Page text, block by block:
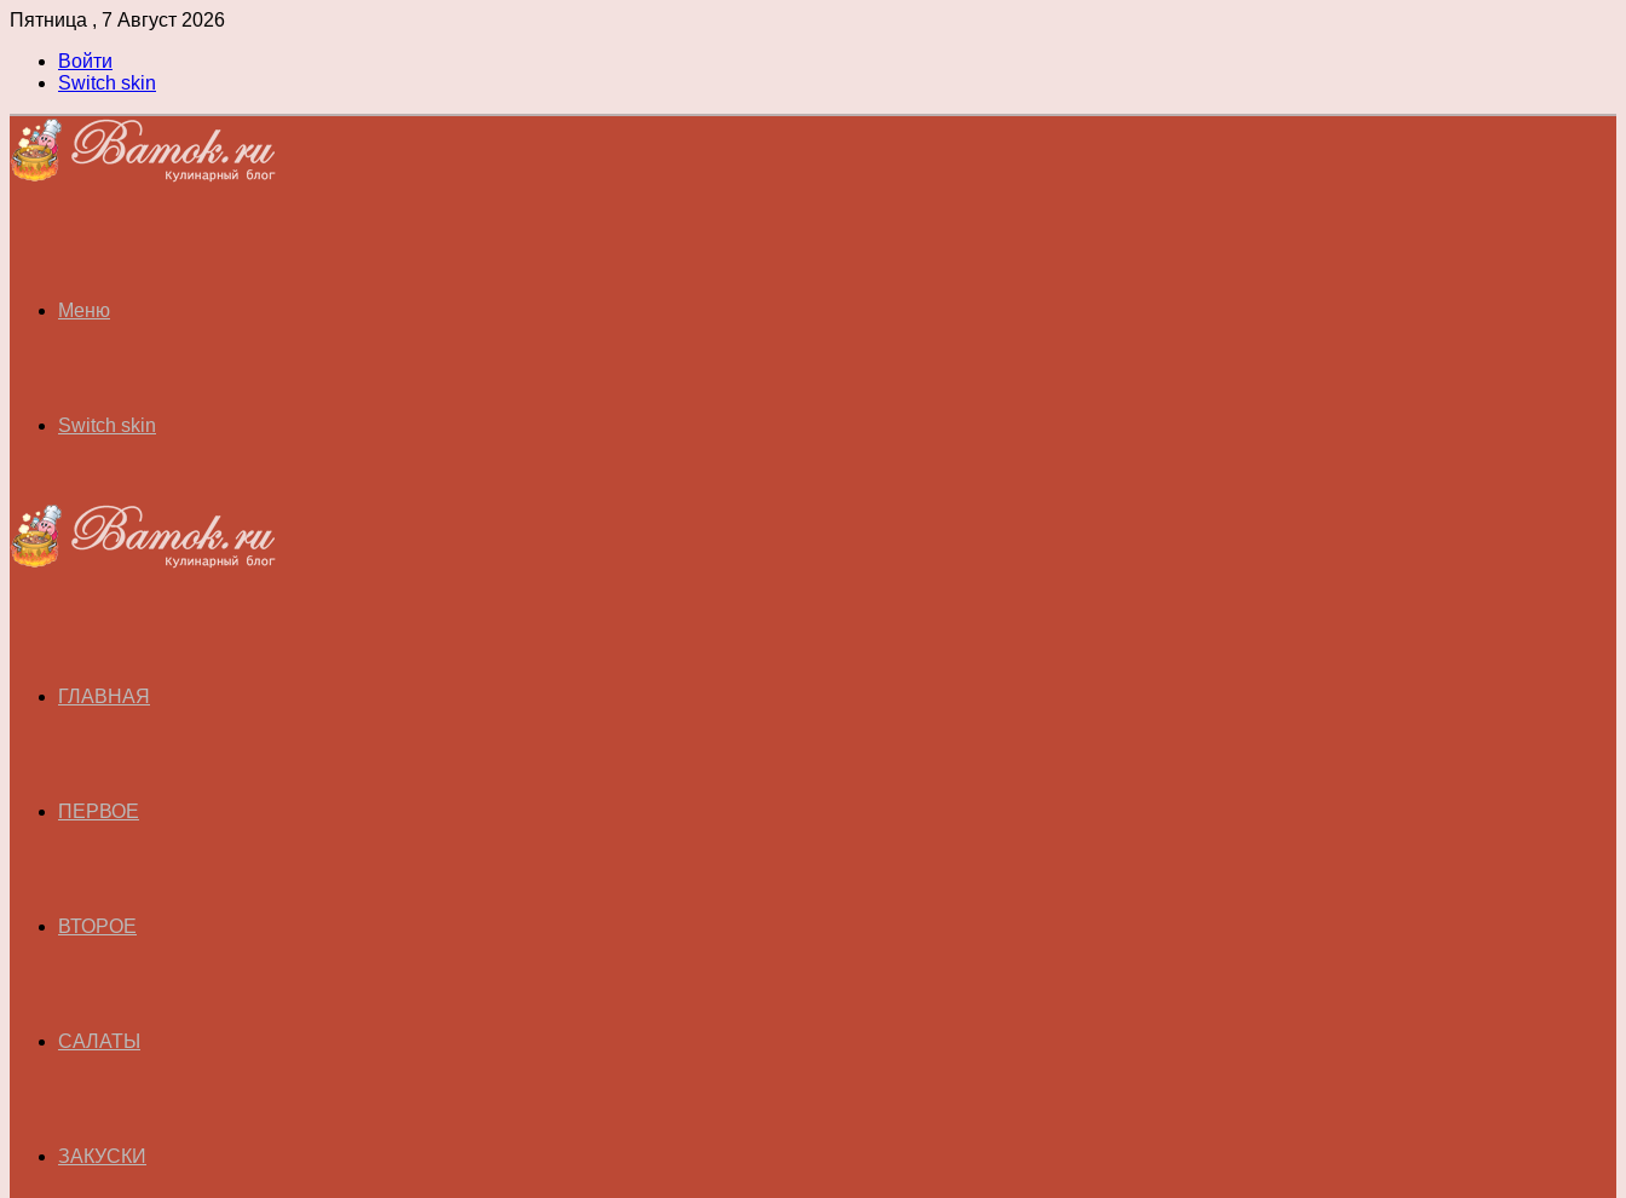
Пятница , 7 Август 2026
Войти
Switch skin
Меню
Switch skin
ГЛАВНАЯ
ПЕРВОЕ
ВТОРОЕ
САЛАТЫ
ЗАКУСКИ